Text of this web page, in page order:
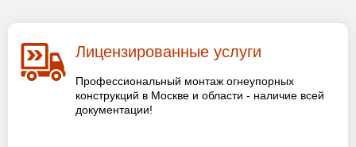
Лицензированные услуги
Профессиональный монтаж огнеупорных
конструкций в Москве и области - наличие всей
документации!